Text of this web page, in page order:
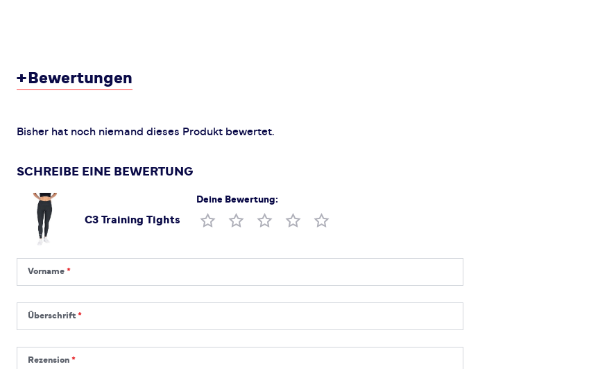
+ Bewertungen
Bisher hat noch niemand dieses Produkt bewertet.
SCHREIBE EINE BEWERTUNG
C3 Training Tights
Deine Bewertung:
Produktbewertung
Vorname
Vorname
Überschrift
Überschrift
Rezension
Rezension